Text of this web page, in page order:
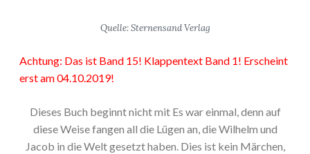
Quelle: Sternensand Verlag
Achtung: Das ist Band 15! Klappentext Band 1! Erscheint
erst am 04.10.2019!
Dieses Buch beginnt nicht mit Es war einmal, denn auf
diese Weise fangen all die Lügen an, die Wilhelm und
Jacob in die Welt gesetzt haben. Dies ist kein Märchen,